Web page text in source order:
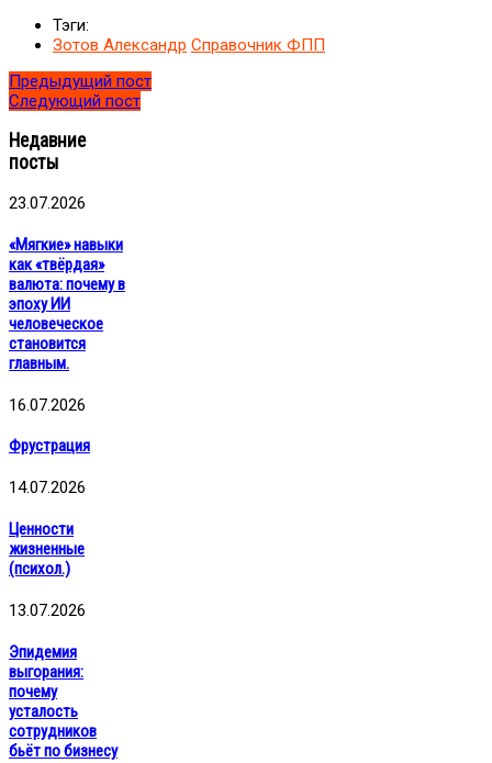
Тэги:
Зотов Александр Справочник ФПП
Предыдущий пост
Следующий пост
Недавние
посты
23.07.2026
«Мягкие» навыки
как «твёрдая»
валюта: почему в
эпоху ИИ
человеческое
становится
главным.
16.07.2026
Фрустрация
14.07.2026
Ценности
жизненные
(психол.)
13.07.2026
Эпидемия
выгорания:
почему
усталость
сотрудников
бьёт по бизнесу